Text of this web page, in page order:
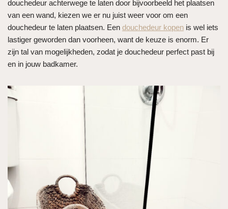
douchedeur achterwege te laten door bijvoorbeeld het plaatsen
van een wand, kiezen we er nu juist weer voor om een
douchedeur te laten plaatsen. Een douchedeur kopen is wel iets
lastiger geworden dan voorheen, want de keuze is enorm. Er
zijn tal van mogelijkheden, zodat je douchedeur perfect past bij
en in jouw badkamer.